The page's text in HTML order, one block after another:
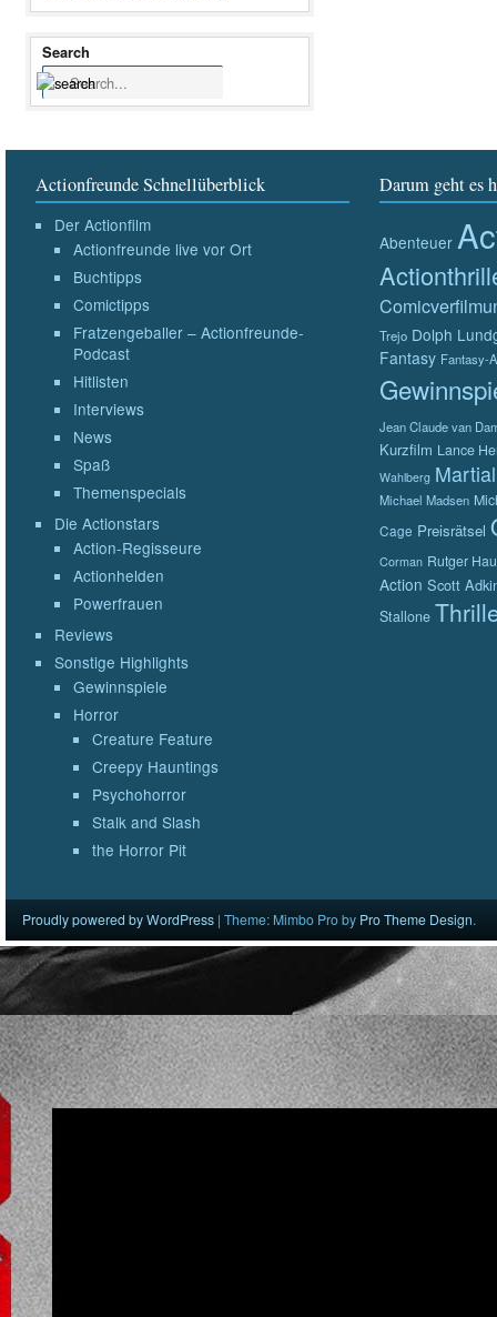
Search
Actionfreunde Schnellüberblick
Der Actionfilm
Actionfreunde live vor Ort
Buchtipps
Comictipps
Fratzengeballer – Actionfreunde-
Podcast
Hitlisten
Interviews
News
Spaß
Themenspecials
Die Actionstars
Action-Regisseure
Actionhelden
Powerfrauen
Reviews
Sonstige Highlights
Gewinnspiele
Horror
Creature Feature
Creepy Hauntings
Psychohorror
Stalk and Slash
the Horror Pit
Darum geht es
Abenteuer
Trejo Dolph
Fantasy Fantasy-
Jean Claude van
Kurzfilm Lance
Wahlberg
Michael Madsen
Cage Preisrätsel
Corman Rutger
Action Scott
Stallone
Proudly powered by WordPress | Theme: Mimbo Pro by Pro Theme Design.